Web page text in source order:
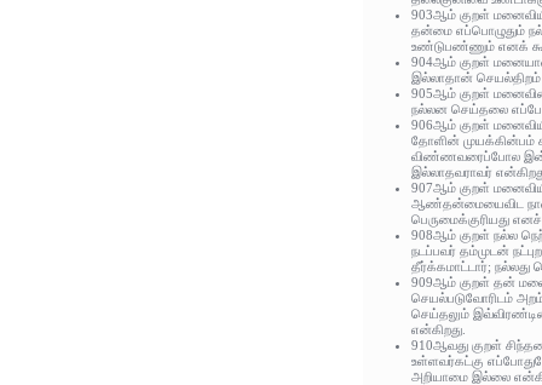
903ஆம் குறள்
தன்மை எப்பொழுதும்
உண்டுபண்ணும் எனக்
904ஆம் குறள்
இல்லாதான் செயல்திறம்
905ஆம் குறள்
நல்லன செய்தலை
906ஆம் குறள்
தோளின் முயக்கின்பம்
விண்ணவரைப்போல
இல்லாதவராவர்
907ஆம் குறள்
ஆண்தன்மையைவிட
பெருமைக்குரியது
908ஆம் குறள் நல்ல
நடப்பவர் தம்முடன்
தீர்க்கமாட்டார்; நல்லது
909ஆம் குறள் தன்
செயல்படுவோரிடம்
செய்தலும்
என்கிறது.
910ஆவது குறள்
உள்ளவர்கட்கு
அறியாமை இல்லை